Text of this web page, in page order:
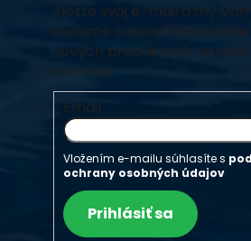
Vložte svoj e-mail a my
budeme zasielať
nových produktoch na
e-shope.
Email
Vložením e-mailu súhlasíte s
ochrany osobných údajov
Prihlásiť sa